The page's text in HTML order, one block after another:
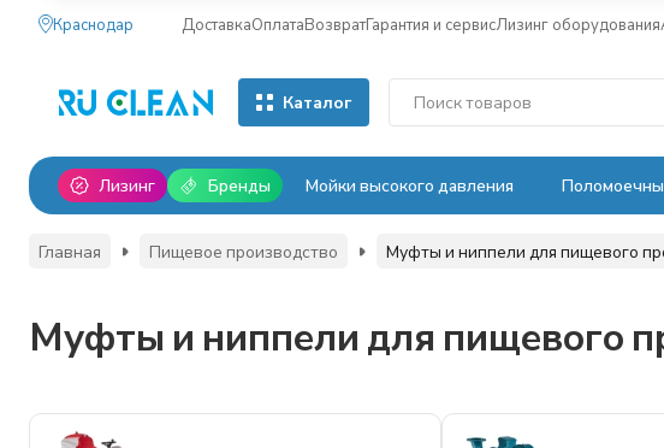
Краснодар ДоставкаОплатаВозвратГарантия и сервисЛизинг оборудования
Каталог
Лизинг Бренды Мойки высокого давления
Главная Пищевое производство Муфты и ниппели для пищевого
Муфты и ниппели для пищевого